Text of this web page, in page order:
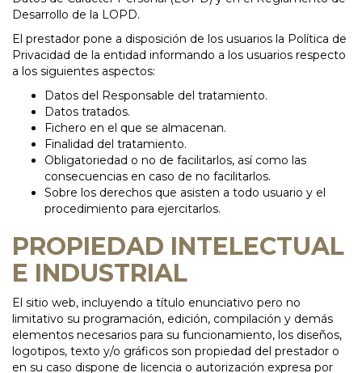
Desarrollo de la LOPD.
El prestador pone a disposición de los usuarios la Política de
Privacidad de la entidad informando a los usuarios respecto
a los siguientes aspectos:
Datos del Responsable del tratamiento.
Datos tratados.
Fichero en el que se almacenan.
Finalidad del tratamiento.
Obligatoriedad o no de facilitarlos, así como las
consecuencias en caso de no facilitarlos.
Sobre los derechos que asisten a todo usuario y el
procedimiento para ejercitarlos.
PROPIEDAD INTELECTUAL
E INDUSTRIAL
El sitio web, incluyendo a título enunciativo pero no
limitativo su programación, edición, compilación y demás
elementos necesarios para su funcionamiento, los diseños,
logotipos, texto y/o gráficos son propiedad del prestador o
en su caso dispone de licencia o autorización expresa por